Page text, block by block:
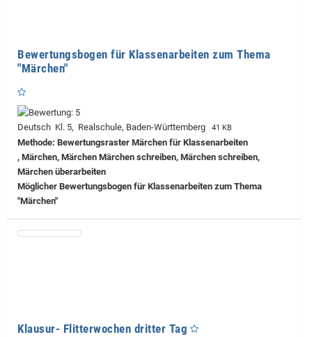
Bewertungsbogen für Klassenarbeiten zum Thema
"Märchen"
Deutsch Kl. 5, Realschule, Baden-Württemberg 41 KB
Methode: Bewertungsraster Märchen für Klassenarbeiten
, Märchen, Märchen Märchen schreiben, Märchen schreiben,
Märchen überarbeiten
Möglicher Bewertungsbogen für Klassenarbeiten zum Thema
"Märchen"
Klausur- Flitterwochen dritter Tag